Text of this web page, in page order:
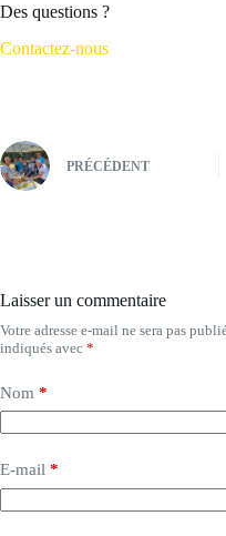
Des questions ?
Contactez-nous
PRÉCÉDENT
Laisser un commentaire
Votre adresse e-mail ne sera pas
indiqués avec *
Nom *
E-mail *